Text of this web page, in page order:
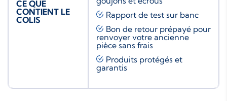
CE QUE
CONTIENT LE
COLIS
Rapport de test sur banc
Bon de retour prépayé pour
renvoyer votre ancienne
pièce sans frais
Produits protégés et
garantis